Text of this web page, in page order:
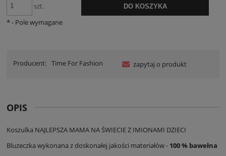
szt. DO KOSZYKA
*- Pole wymagane
Producent: Time For Fashion zapytaj o produkt
OPIS
Koszulka NAJLEPSZA MAMA NA ŚWIECIE Z IMIONAMI DZIECI
Bluzeczka wykonana z doskonałej jakości materiałów - 100 % bawełna